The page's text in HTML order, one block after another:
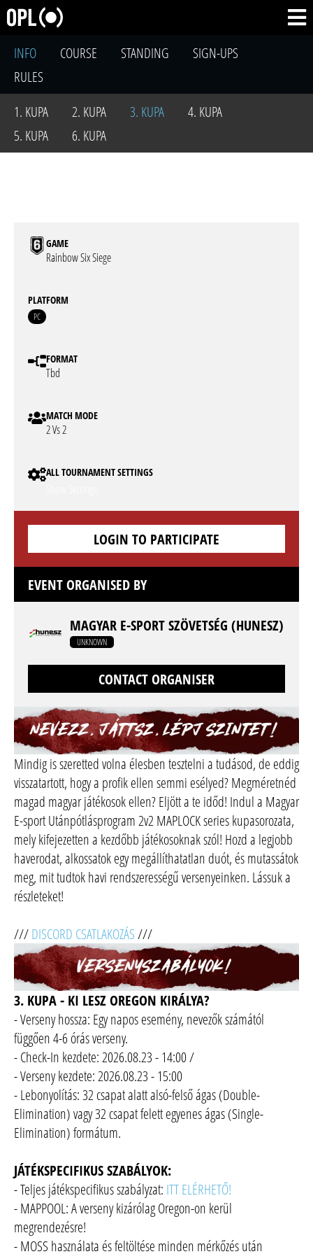
INFO COURSE STANDING
SIGN-UPS
RULES
1. KUPA
2. KUPA 3. KUPA
4. KUPA
5. KUPA
6. KUPA
Mindig is szeretted volna élesben tesztelni a tudásod, de eddig
visszatartott, hogy a profik ellen semmi esélyed? Megméretnéd
magad magyar játékosok ellen? Eljött a te időd! Indul a Magyar
E-sport Utánpótlásprogram 2v2 MAPLOCK series kupasorozata,
mely kifejezetten a kezdőbb játékosoknak szól! Hozd a legjobb
haverodat, alkossatok egy megállíthatatlan duót, és mutassátok
meg, mit tudtok havi rendszerességű versenyeinken. Lássuk a
részleteket!
///DISCORD CSATLAKOZÁS///
3. KUPA - KI LESZ OREGON KIRÁLYA?
- Verseny hossza: Egy napos esemény, nevezők számától
függően 4-6 órás verseny.
- Check-In kezdete: 2026.08.23 - 14:00 /
- Verseny kezdete: 2026.08.23 - 15:00
- Lebonyolítás: 32 csapat alatt alsó-felső ágas (Double-
Elimination) vagy 32 csapat felett egyenes ágas (Single-
Elimination) formátum.
JÁTÉKSPECIFIKUS SZABÁLYOK:
- Teljes játékspecifikus szabályzat: ITT ELÉRHETŐ!
- MAPPOOL: A verseny kizárólag Oregon-on kerül
megrendezésre!
- MOSS használata és feltöltése minden mérkőzés után
GAME
Rainbow Six Siege
PLATFORM
PC
FORMAT
Tbd
MATCH MODE
2 Vs 2
ALL TOURNAMENT SETTINGS
LOGIN TO PARTICIPATE
EVENT ORGANISED BY
MAGYAR E-SPORT SZÖVETSÉG (HUNESZ)
UNKNOWN
CONTACT ORGANISER